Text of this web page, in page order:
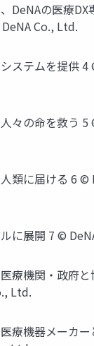
DeNAの医療DX
Co., Ltd.
ステムを提供 4
々の命を救う 5
類に届ける 6 ©
に展開 7 ©
療機関‧政府
Ltd.
療機器メーカ